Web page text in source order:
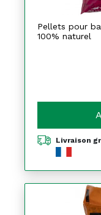
Pellets pour
100% naturel
Livraison